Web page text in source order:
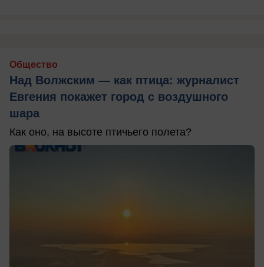
Общество
Над Волжским — как птица: журналист
Евгения покажет город с воздушного
шара
Как оно, на высоте птичьего полета?